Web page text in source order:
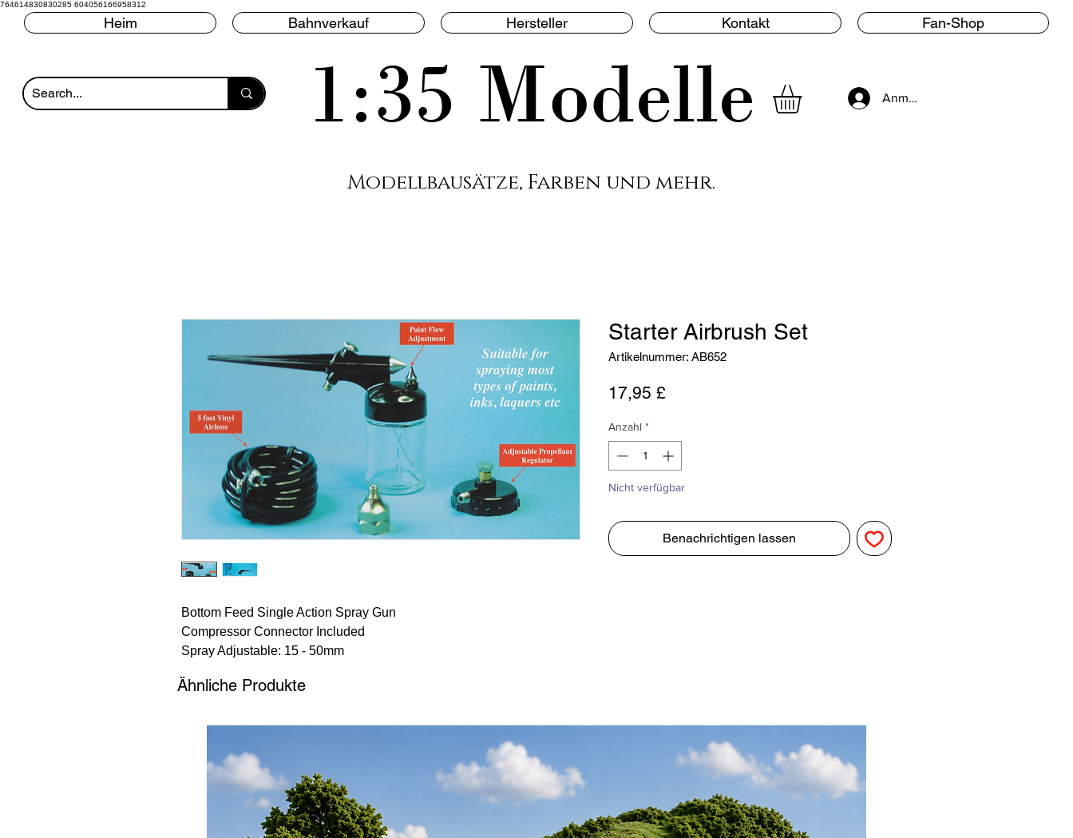
764614830830285 604056166958312
Heim Bahnverkauf Hersteller Kontakt Fan-Shop
1:35 Modelle Anmelden
Modellbausätze, Farben und mehr.
Bottom Feed Single Action Spray Gun
Compressor Connector Included
Spray Adjustable: 15 - 50mm
Starter Airbrush Set
Artikelnummer: AB652
17,95 £
Anzahl *
Nicht verfügbar
Benachrichtigen lassen
Ähnliche Produkte